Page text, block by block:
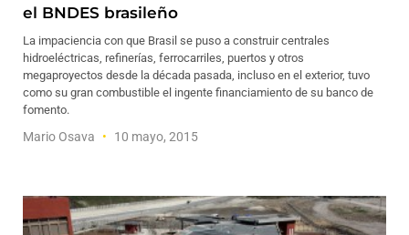
el BNDES brasileño
La impaciencia con que Brasil se puso a construir centrales
hidroeléctricas, refinerías, ferrocarriles, puertos y otros
megaproyectos desde la década pasada, incluso en el exterior, tuvo
como su gran combustible el ingente financiamiento de su banco de
fomento.
Mario Osava 10 mayo, 2015